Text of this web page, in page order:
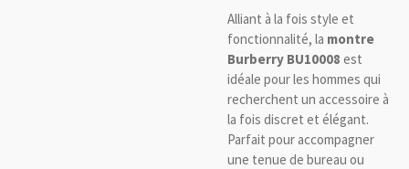
Alliant à la fois style et
fonctionnalité, la montre
Burberry BU10008 est
idéale pour les hommes qui
recherchent un accessoire à
la fois discret et élégant.
Parfait pour accompagner
une tenue de bureau ou